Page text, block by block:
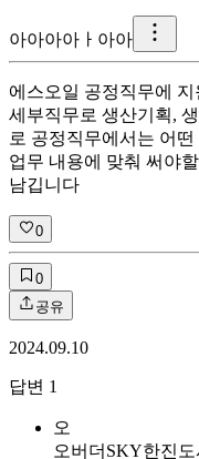
아아아아ㅏ아아
에스오일 공정직무에
세부직무로 생산기획,
로 공정직무에서는 어
업무 내용에 맞춰 써야
남깁니다
0
0
공유
2024.09.10
답변 1
오
오버더SKY한진